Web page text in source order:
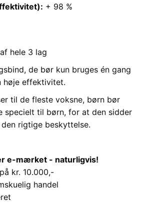
+ 98 %
hele 3 lag
de bør kun bruges én gang
høje effektivitet.
til de fleste voksne, børn bør
specielt til børn, for at den sidder
rigtige beskyttelse.
e-mærket - naturligvis!
kr. 10.000,-
handel